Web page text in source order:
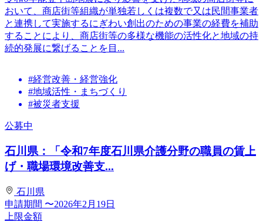
おいて、商店街等組織が単独若しくは複数で又は民間事業者
と連携して実施するにぎわい創出のための事業の経費を補助
することにより、商店街等の多様な機能の活性化と地域の持
続的発展に繋げることを目...
#経営改善・経営強化
#地域活性・まちづくり
#被災者支援
公募中
石川県：「令和7年度石川県介護分野の職員の賃上
げ・職場環境改善支...
石川県
申請期間 〜2026年2月19日
上限金額